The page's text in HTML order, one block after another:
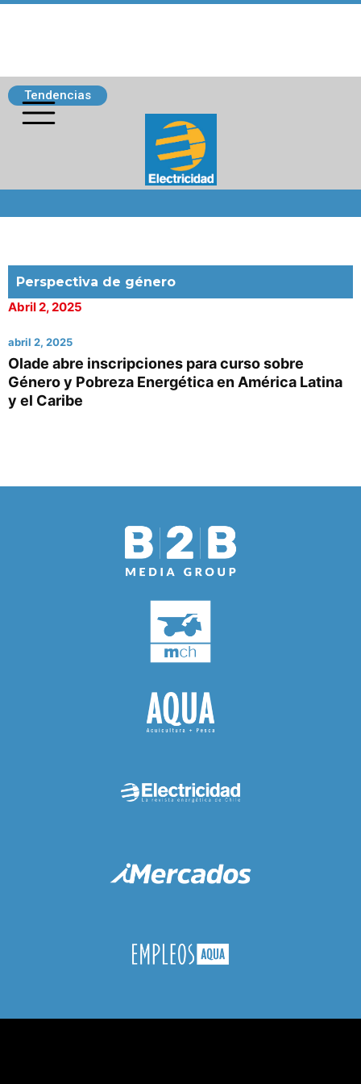
Tendencias
Perspectiva de género
Abril 2, 2025
abril 2, 2025
Olade abre inscripciones para curso sobre
Género y Pobreza Energética en América Latina
y el Caribe